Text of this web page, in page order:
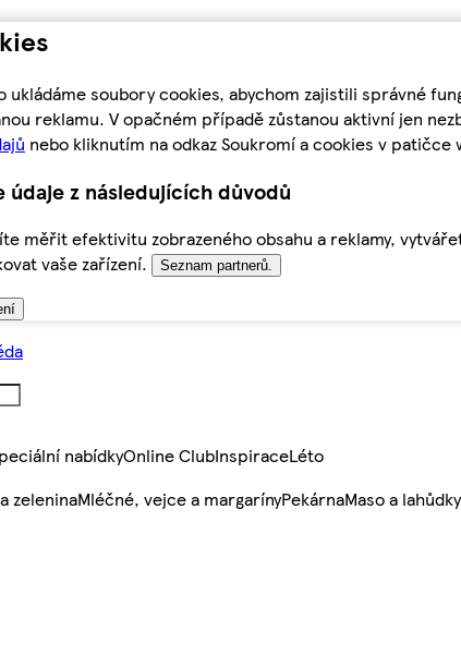
ukládáme soubory cookies, abychom zajistili správné
reklamu. V opačném případě zůstanou aktivní jen
nebo kliknutím na odkaz Soukromí a cookies v patičce
údaje z následujících důvodů
měřit efektivitu zobrazeného obsahu a reklamy,
vaše zařízení.
Seznam partnerů.
nabídkyOnline ClubInspiraceLéto
zeleninaMléčné, vejce a margarínyPekárnaMaso a lahůdky